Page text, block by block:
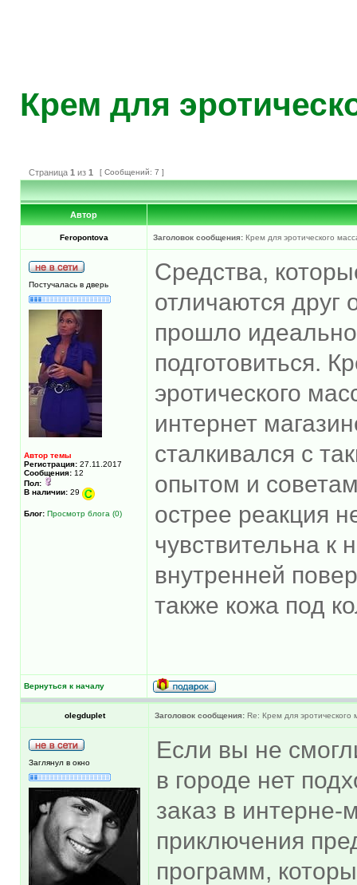
Крем для
Страница 1 из 1 [ Сообщений: 7 ]
Автор
Feropontova Заголовок сообщения: Крем для эротического
Постучалась в дверь
Автор темы
Регистрация: 27.11.2017
Сообщения: 12
Пол:
В наличии: 29
Блог: Просмотр блога (0)
Средства,
отличаются друг
прошло
подготовиться.
эротического
интернет
сталкивался с
опытом и
острее реакция
чувствительна
внутренней
также кожа под
Вернуться к началу
olegduplet Заголовок сообщения: Re: Крем для эротического
Заглянул в окно
Если вы не
в городе нет
заказ в интерне-
приключения
программ,